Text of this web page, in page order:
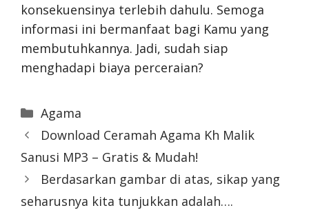
konsekuensinya terlebih dahulu. Semoga
informasi ini bermanfaat bagi Kamu yang
membutuhkannya. Jadi, sudah siap
menghadapi biaya perceraian?
Categories
Agama
Download Ceramah Agama Kh Malik
Sanusi MP3 – Gratis & Mudah!
Berdasarkan gambar di atas, sikap yang
seharusnya kita tunjukkan adalah….